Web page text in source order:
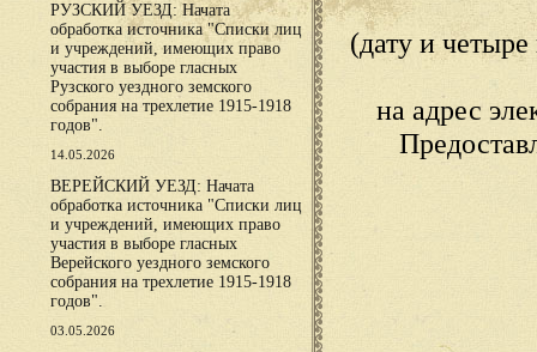
РУЗСКИЙ УЕЗД: Начата
обработка источника "Списки лиц
и учреждений, имеющих право
участия в выборе гласных
Рузского уездного земского
собрания на трехлетие 1915-1918
годов".
14.05.2026
ВЕРЕЙСКИЙ УЕЗД: Начата
обработка источника "Списки лиц
и учреждений, имеющих право
участия в выборе гласных
Верейского уездного земского
собрания на трехлетие 1915-1918
годов".
03.05.2026
(дату и
на адрес